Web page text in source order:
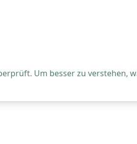
Um besser zu verstehen,